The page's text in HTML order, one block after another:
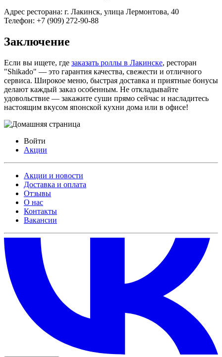
Адрес ресторана: г. Лакинск, улица Лермонтова, 40
Телефон: +7 (909) 272-90-88
Заключение
Если вы ищете, где заказать роллы в Лакинске, ресторан
"Shikado" — это гарантия качества, свежести и отличного
сервиса. Широкое меню, быстрая доставка и приятные бонусы
делают каждый заказ особенным. Не откладывайте
удовольствие — закажите суши прямо сейчас и насладитесь
настоящим вкусом японской кухни дома или в офисе!
Войти
Акции
Акции и новости
Доставка и оплата
Отзывы
О нас
Контакты
Вакансии